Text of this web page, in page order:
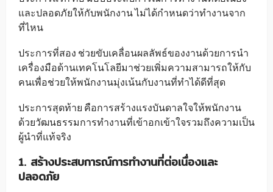
และปลอดภัยให้กับพนักงาน ไม่ได้กำหนดว่าทำงานจาก
ที่ไหน
ประการที่สอง ช่วยขับเคลื่อนผลลัพธ์ของงานด้วยการนำ
เครื่องมือด้านเทคโนโลยีมาช่วยเพิ่มความสามารถให้กับ
คนเพื่อช่วยให้พนักงานมุ่งเน้นกับงานที่ทำได้ดีที่สุด
ประการสุดท้าย คือการสร้างแรงบันดาลใจให้พนักงาน
ด้วยวัฒนธรรมการทำงานที่เข้าอกเข้าใจรวมถึงความเป็น
ผู้นำที่แท้จริง
1. สร้างประสบการณ์การทำงานที่ต่อเนื่องและ
ปลอดภัย